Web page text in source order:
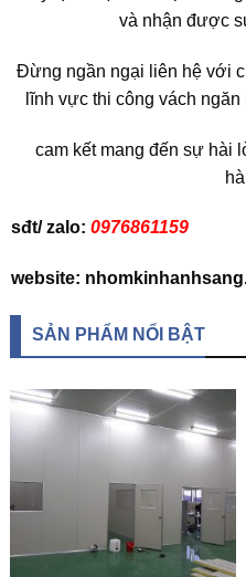
và nhận được
Đừng ngần ngại liên hệ với
lĩnh vực thi công vách
cam kết mang đến sự hài
sđt/ zalo: 0976861159
website:
SẢN PHẨM NỔI BẬT